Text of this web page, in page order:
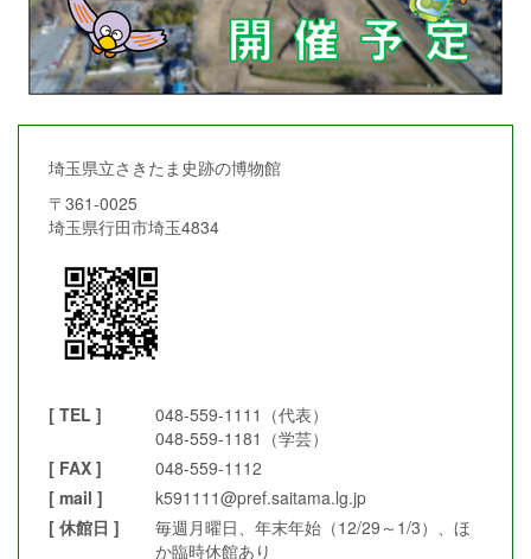
埼玉県立さきたま史跡の博物館
〒361-0025
埼玉県行田市埼玉4834
[ TEL ]
048-559-1111（代表）
048-559-1181（学芸）
[ FAX ]
048-559-1112
[ mail ]
k591111@pref.saitama.lg.jp
[ 休館日 ]
毎週月曜日、年末年始（12/29～1/3）、ほ
か臨時休館あり